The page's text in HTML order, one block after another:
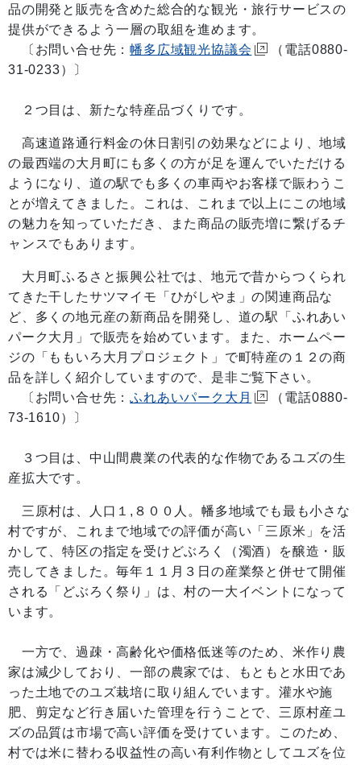
品の開発と販売を含めた総合的な観光・旅行サービスの
提供ができるよう一層の取組を進めます。
〔お問い合せ先：幡多広域観光協議会
（電話0880-
31-0233）〕
２つ目は、新たな特産品づくりです。
高速道路通行料金の休日割引の効果などにより、地域
の最西端の大月町にも多くの方が足を運んでいただける
ようになり、道の駅でも多くの車両やお客様で賑わうこ
とが増えてきました。これは、これまで以上にこの地域
の魅力を知っていただき、また商品の販売増に繋げるチ
ャンスでもあります。
大月町ふるさと振興公社では、地元で昔からつくられ
てきた干したサツマイモ「ひがしやま」の関連商品な
ど、多くの地元産の新商品を開発し、道の駅「ふれあい
パーク大月」で販売を始めています。また、ホームペー
ジの「ももいろ大月プロジェクト」で町特産の１２の商
品を詳しく紹介していますので、是非ご覧下さい。
〔お問い合せ先：ふれあいパーク大月
（電話0880-
73-1610）〕
３つ目は、中山間農業の代表的な作物であるユズの生
産拡大です。
三原村は、人口１,８００人。幡多地域でも最も小さな
村ですが、これまで地域での評価が高い「三原米」を活
かして、特区の指定を受けどぶろく（濁酒）を醸造・販
売してきました。毎年１１月３日の産業祭と併せて開催
される「どぶろく祭り」は、村の一大イベントになって
います。
一方で、過疎・高齢化や価格低迷等のため、米作り農
家は減少しており、一部の農家では、もともと水田であ
った土地でのユズ栽培に取り組んでいます。灌水や施
肥、剪定など行き届いた管理を行うことで、三原村産ユ
ズの品質は市場で高い評価を受けています。このため、
村では米に替わる収益性の高い有利作物としてユズを位